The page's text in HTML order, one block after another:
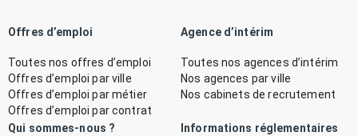
Offres d’emploi
Toutes nos offres d’emploi
Offres d’emploi par ville
Offres d’emploi par métier
Offres d’emploi par contrat
Agence d’intérim
Toutes nos agences d’intérim
Nos agences par ville
Nos cabinets de recrutement
Qui sommes-nous ? Informations réglementaires